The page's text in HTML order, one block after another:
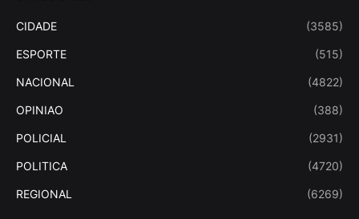
CIDADE (3585)
ESPORTE (515)
NACIONAL (4822)
OPINIAO (388)
POLICIAL (2931)
POLITICA (4720)
REGIONAL (6269)